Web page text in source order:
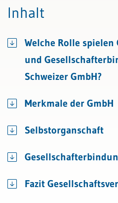
Inhalt
Welche Rolle
und
Schweizer GmbH?
Merkmale der GmbH
Selbstorganschaft
Fazit